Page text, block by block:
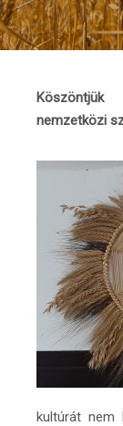
Köszöntjük
nemzetközi
kultúrát nem